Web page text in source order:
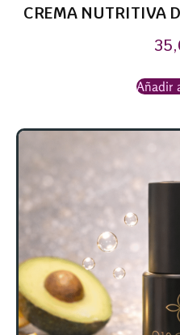
CREMA NUTRITIVA
Añadir